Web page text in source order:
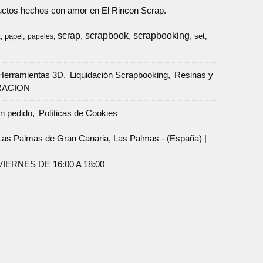
hechos con amor en El Rincon Scrap.
papel papeles scrap scrapbook scrapbooking set
3D Liquidación Scrapbooking
Resinas y
pedido Políticas de Cookies
Palmas de Gran Canaria, Las Palmas - (España) |
DE 16:00 A 18:00